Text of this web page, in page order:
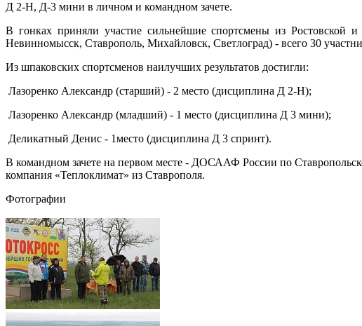
Д 2-Н, Д-3 мини в личном и командном зачете.
В гонках приняли участие сильнейшие спортсмены из Ростовской и
Невинномысск, Ставрополь, Михайловск, Светлоград) - всего 30
Из шпаковских спортсменов наилучших результатов достигли:
Лазоренко Александр (старший) - 2 место (дисциплина Д 2-Н);
Лазоренко Александр (младший) - 1 место (дисциплина Д 3 мини);
Деликатный Денис - 1место (дисциплина Д 3 спринт).
В командном зачете на первом месте - ДОСААФ России по
компания «Теплоклимат» из Ставрополя.
Фотографии